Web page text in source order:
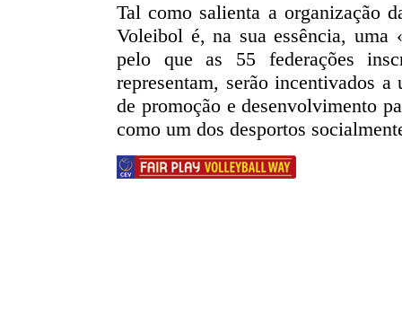
Tal como salienta a organização
Voleibol é, na sua essência, uma
pelo que as 55 federações
representam, serão incentivados
de promoção e desenvolvimento
como um dos desportos